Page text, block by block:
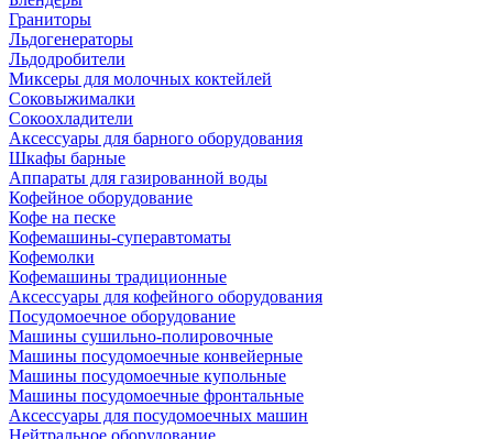
Граниторы
Льдогенераторы
Льдодробители
Миксеры для молочных коктейлей
Соковыжималки
Сокоохладители
Аксессуары для барного оборудования
Шкафы барные
Аппараты для газированной воды
Кофейное оборудование
Кофе на песке
Кофемашины-суперавтоматы
Кофемолки
Кофемашины традиционные
Аксессуары для кофейного оборудования
Посудомоечное оборудование
Машины сушильно-полировочные
Машины посудомоечные конвейерные
Машины посудомоечные купольные
Машины посудомоечные фронтальные
Аксессуары для посудомоечных машин
Нейтральное оборудование